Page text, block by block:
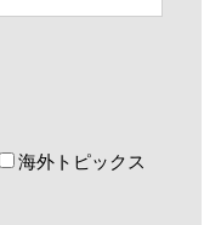
海外トピックス